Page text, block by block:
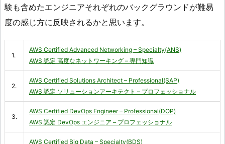
験も含めたエンジニアそれぞれのバックグラウンドが難易
度の感じ方に反映されるかと思います。
1.
AWS Certified Advanced Networking – Specialty(ANS)
AWS 認定 高度なネットワーキング – 専門知識
2.
AWS Certified Solutions Architect – Professional(SAP)
AWS 認定 ソリューションアーキテクト – プロフェッショナル
3.
AWS Certified DevOps Engineer – Professional(DOP)
AWS 認定 DevOps エンジニア – プロフェッショナル
AWS Certified Big Data – Specialty(BDS)